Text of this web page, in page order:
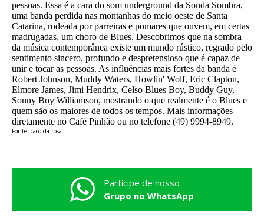
pessoas. Essa é a cara do som underground da Sonda Sombra,
uma banda perdida nas montanhas do meio oeste de Santa
Catarina, rodeada por parreiras e pomares que ouvem, em certas
madrugadas, um choro de Blues. Descobrimos que na sombra
da música contemporânea existe um mundo rústico, regrado pelo
sentimento sincero, profundo e despretensioso que é capaz de
unir e tocar as pessoas. As influências mais fortes da banda é
Robert Johnson, Muddy Waters, Howlin' Wolf, Eric Clapton,
Elmore James, Jimi Hendrix, Celso Blues Boy, Buddy Guy,
Sonny Boy Williamson, mostrando o que realmente é o Blues e
quem são os maiores de todos os tempos. Mais informações
diretamente no Café Pinhão ou no telefone (49) 9994-8949.
Fonte: caco da rosa
Participe de nosso
Grupo no WhatsApp